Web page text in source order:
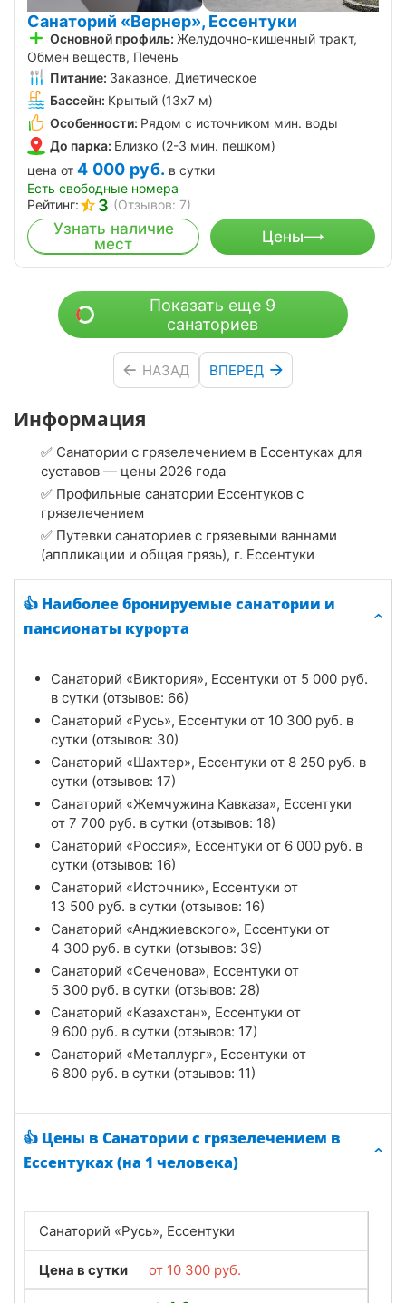
Информация
✅ Санатории с грязелечением в Ессентуках для
суставов — цены 2026 года
✅ Профильные санатории Ессентуков с
грязелечением
✅ Путевки санаториев с грязевыми ваннами
(аппликации и общая грязь), г. Ессентуки
👍 Наиболее бронируемые санатории и
пансионаты курорта
Санаторий «Виктория», Ессентуки от 5 000 руб.
в сутки (отзывов: 66)
Санаторий «Русь», Ессентуки от 10 300 руб. в
сутки (отзывов: 30)
Санаторий «Шахтер», Ессентуки от 8 250 руб. в
сутки (отзывов: 17)
Санаторий «Жемчужина Кавказа», Ессентуки
от 7 700 руб. в сутки (отзывов: 18)
Санаторий «Россия», Ессентуки от 6 000 руб. в
сутки (отзывов: 16)
Санаторий «Источник», Ессентуки от
13 500 руб. в сутки (отзывов: 16)
Санаторий «Анджиевского», Ессентуки от
4 300 руб. в сутки (отзывов: 39)
Санаторий «Сеченова», Ессентуки от
5 300 руб. в сутки (отзывов: 28)
Санаторий «Казахстан», Ессентуки от
9 600 руб. в сутки (отзывов: 17)
Санаторий «Металлург», Ессентуки от
6 800 руб. в сутки (отзывов: 11)
👍 Цены в Санатории с грязелечением в
Ессентуках (на 1 человека)
Санаторий «Русь», Ессентуки
Цена в сутки от 10 300 руб.
Санаторий «Вернер», Ессентуки
Основной профиль: Желудочно-кишечный тракт,
Обмен веществ, Печень
Питание: Заказное, Диетическое
Бассейн: Крытый (13х7 м)
Особенности: Рядом с источником мин. воды
До парка: Близко (2-3 мин. пешком)
цена от 4 000 руб. в сутки
Есть свободные номера
Рейтинг:
3 (Отзывов: 7)
Узнать наличие
мест
Цены
Показать еще 9
санаториев
НАЗАД ВПЕРЕД